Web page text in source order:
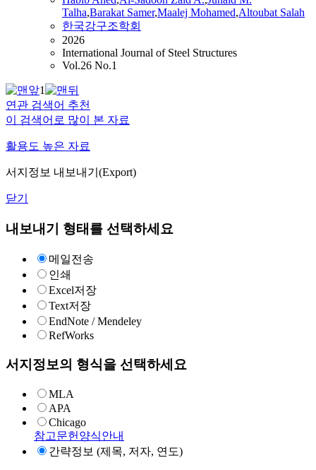
Talha,Barakat Samer,Maalej Mohamed,AltoubatSalah
한국강구조학회
2026
International Journal of Steel Structures
Vol.26 No.1
1
연관 검색어 추천
이 검색어로 많이 본 자료
활용도 높은 자료
서지정보 내보내기(Export)
닫기
내보내기 형태를 선택하세요
메일전송
인쇄
Excel저장
Text저장
EndNote / Mendeley
RefWorks
서지정보의 형식을 선택하세요
MLA
APA
Chicago
참고문헌양식안내
간략정보 (제목, 저자, 연도)